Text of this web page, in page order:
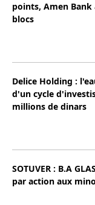
points, Amen
blocs
Delice Holding :
d'un cycle
millions de dinars
SOTUVER : B.A
par action aux